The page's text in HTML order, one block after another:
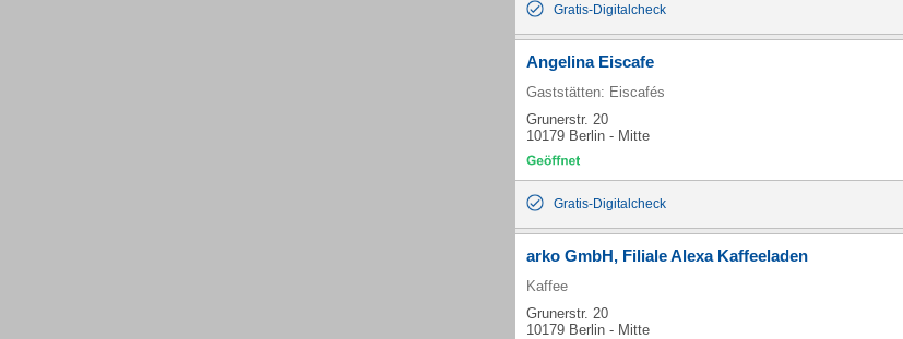
Gratis-Digitalcheck
Angelina Eiscafe
Gaststätten: Eiscafés
Grunerstr. 20
10179 Berlin - Mitte
Gratis-Digitalcheck
arko GmbH, Filiale Alexa Kaffeeladen
Kaffee
Grunerstr. 20
10179 Berlin - Mitte